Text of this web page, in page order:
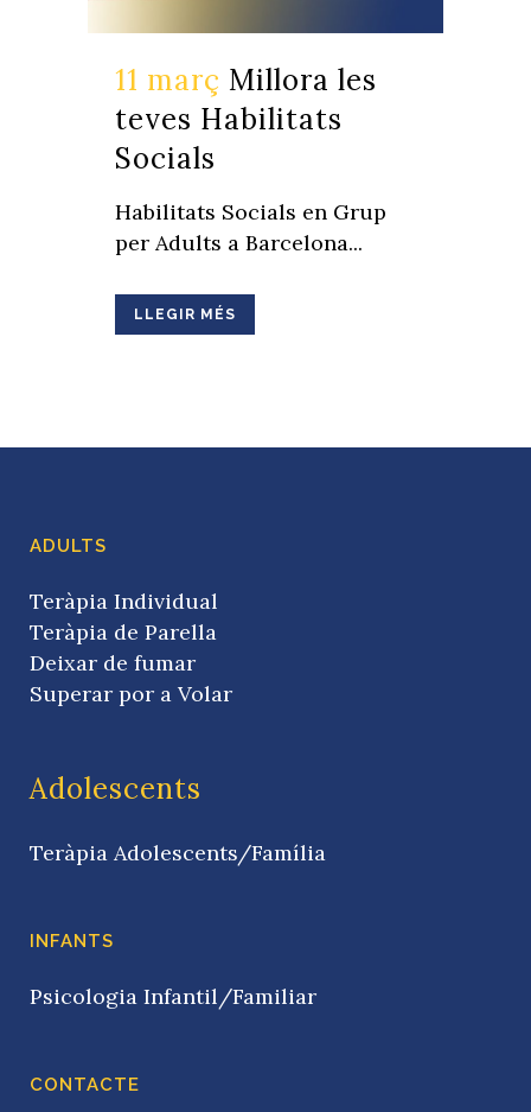
11 març Millora les
teves Habilitats
Socials
Habilitats Socials en Grup
per Adults a Barcelona...
LLEGIR MÉS
ADULTS
Teràpia Individual
Teràpia de Parella
Deixar de fumar
Superar por a Volar
Adolescents
Teràpia Adolescents/Família
INFANTS
Psicologia Infantil/Familiar
CONTACTE